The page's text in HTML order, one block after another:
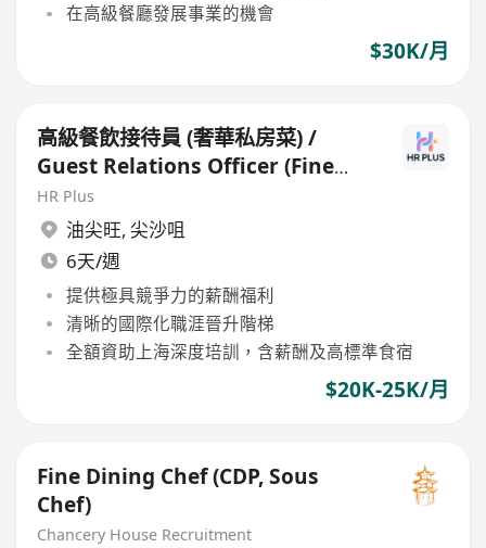
在高級餐廳發展事業的機會
$30K/月
高級餐飲接待員 (奢華私房菜) /
Guest Relations Officer (Fine
Dining)
HR Plus
油尖旺, 尖沙咀
6天/週
提供極具競爭力的薪酬福利
清晰的國際化職涯晉升階梯
全額資助上海深度培訓，含薪酬及高標準食宿
$20K-25K/月
Fine Dining Chef (CDP, Sous
Chef)
Chancery House Recruitment